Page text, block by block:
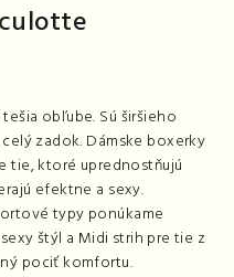
obľube. Sú širšieho
zadok. Dámske boxerky
tie, ktoré uprednostňujú
efektne a sexy.
typy ponúkame
štýl a Midi strih pre tie z
pociť komfortu.